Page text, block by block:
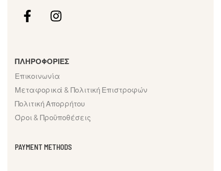
ΠΛΗΡΟΦΟΡΙΕΣ
Επικοινωνία
Μεταφορικά & Πολιτική Επιστροφών
Πολιτική Απορρήτου
Όροι & Προϋποθέσεις
PAYMENT METHODS